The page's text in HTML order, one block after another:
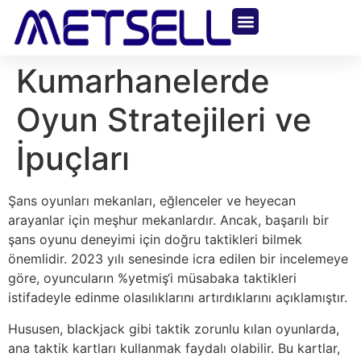
Kumarhanelerde
Oyun Stratejileri ve
İpuçları
Şans oyunları mekanları, eğlenceler ve heyecan
arayanlar için meşhur mekanlardır. Ancak, başarılı bir
şans oyunu deneyimi için doğru taktikleri bilmek
önemlidir. 2023 yılı senesinde icra edilen bir incelemeye
göre, oyuncuların %yetmiş‘i müsabaka taktikleri
istifadeyle edinme olasılıklarını artırdıklarını açıklamıştır.
Hususen, blackjack gibi taktik zorunlu kılan oyunlarda,
ana taktik kartları kullanmak faydalı olabilir. Bu kartlar,